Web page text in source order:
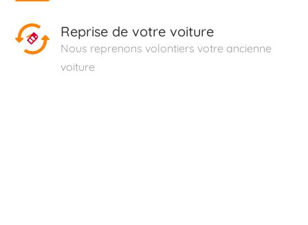
Reprise de votre voiture
Nous reprenons volontiers votre ancienne
voiture